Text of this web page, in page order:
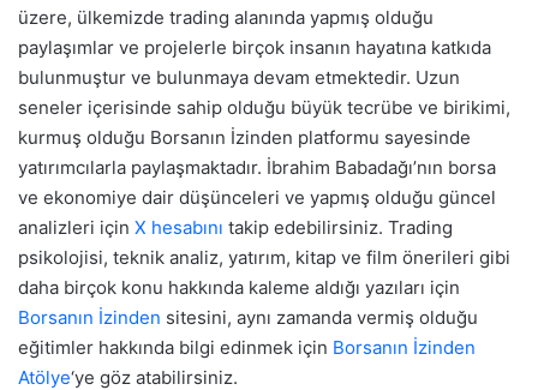
üzere, ülkemizde trading alanında yapmış olduğu
paylaşımlar ve projelerle birçok insanın hayatına katkıda
bulunmuştur ve bulunmaya devam etmektedir. Uzun
seneler içerisinde sahip olduğu büyük tecrübe ve birikimi,
kurmuş olduğu Borsanın İzinden platformu sayesinde
yatırımcılarla paylaşmaktadır. İbrahim Babadağı’nın borsa
ve ekonomiye dair düşünceleri ve yapmış olduğu güncel
analizleri için X hesabını takip edebilirsiniz. Trading
psikolojisi, teknik analiz, yatırım, kitap ve film önerileri gibi
daha birçok konu hakkında kaleme aldığı yazıları için
Borsanın İzinden sitesini, aynı zamanda vermiş olduğu
eğitimler hakkında bilgi edinmek için Borsanın İzinden
Atölye‘ye göz atabilirsiniz.